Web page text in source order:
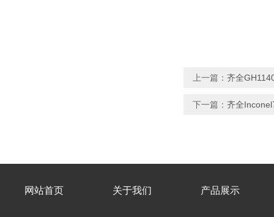
上一篇： 齐全
下一篇： 齐全
网站首页 关于我们 产品展示